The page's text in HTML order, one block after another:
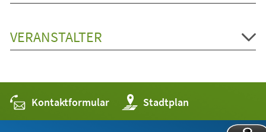
VERANSTALTER
Kontaktformular Stadtplan
(Öffnet
in
einem